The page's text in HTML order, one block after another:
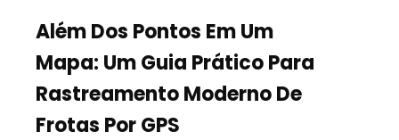
Além Dos Pontos Em Um
Mapa: Um Guia Prático Para
Rastreamento Moderno De
Frotas Por GPS